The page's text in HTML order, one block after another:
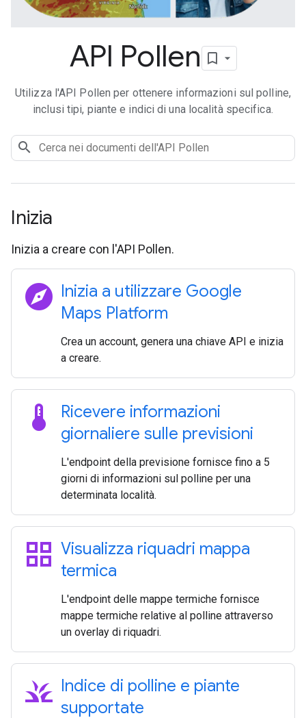
API Pollen
Utilizza l'API Pollen per ottenere informazioni sul polline,
inclusi tipi, piante e indici di una località specifica.
Inizia
Inizia a creare con l'API Pollen.
explore Inizia a utilizzare Google
Maps Platform
Crea un account, genera una chiave API e inizia
a creare.
thermostat
Ricevere informazioni
giornaliere sulle previsioni
L'endpoint della previsione fornisce fino a 5
giorni di informazioni sul polline per una
determinata località.
grid_view Visualizza riquadri mappa
termica
L'endpoint delle mappe termiche fornisce
mappe termiche relative al polline attraverso
un overlay di riquadri.
grass Indice di polline e piante
supportate